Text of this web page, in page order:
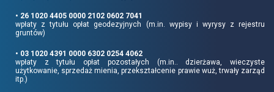
• 26 1020 4405 0000 2102 0602 7041
wpłaty z tytułu opłat geodezyjnych (m.in. wypisy i wyrysy z rejestru
gruntów)
• 03 1020 4391 0000 6302 0254 4062
wpłaty z tytułu opłat pozostałych (m.in.. dzierżawa, wieczyste
użytkowanie, sprzedaż mienia, przekształcenie prawie wuż, trwały zarząd
itp.)